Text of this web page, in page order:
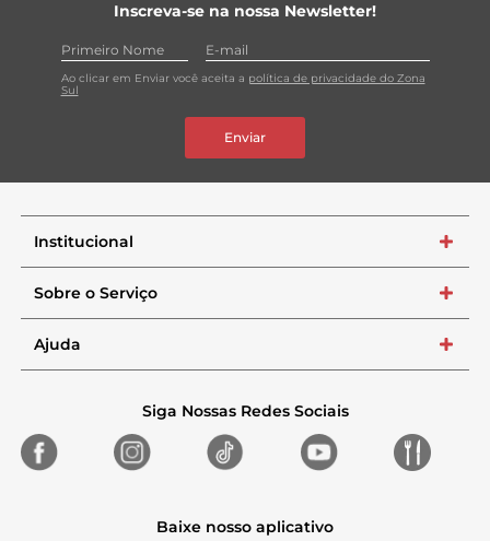
Inscreva-se na nossa Newsletter!
Ao clicar em Enviar você aceita a política de privacidade do Zona
Sul
Enviar
Institucional +
Sobre o Serviço +
Ajuda +
Siga Nossas Redes Sociais
Baixe nosso aplicativo